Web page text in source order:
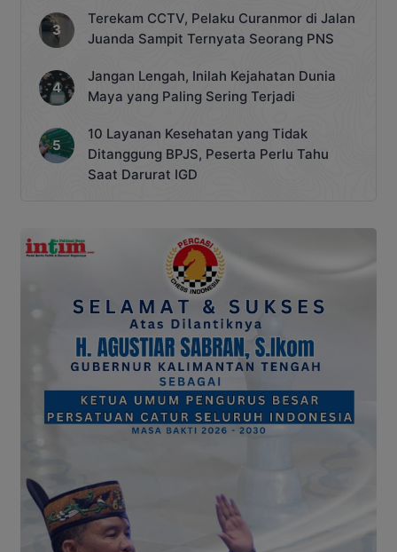
Terekam CCTV, Pelaku Curanmor di Jalan
Juanda Sampit Ternyata Seorang PNS
Jangan Lengah, Inilah Kejahatan Dunia
Maya yang Paling Sering Terjadi
10 Layanan Kesehatan yang Tidak
Ditanggung BPJS, Peserta Perlu Tahu
Saat Darurat IGD